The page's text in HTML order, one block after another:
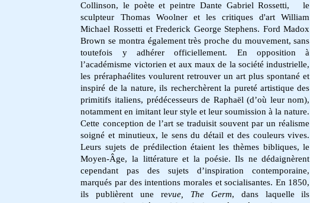
Collinson, le poète et peintre Dante Gabriel Rossetti, le
sculpteur Thomas Woolner et les critiques d'art William
Michael Rossetti et Frederick George Stephens. Ford Madox
Brown se montra également très proche du mouvement, sans
toutefois y adhérer officiellement. En opposition à
l’académisme victorien et aux maux de la société industrielle,
les préraphaélites voulurent retrouver un art plus spontané et
inspiré de la nature, ils recherchèrent la pureté artistique des
primitifs italiens, prédécesseurs de Raphaël (d’où leur nom),
notamment en imitant leur style et leur soumission à la nature.
Cette conception de l’art se traduisit souvent par un réalisme
soigné et minutieux, le sens du détail et des couleurs vives.
Leurs sujets de prédilection étaient les thèmes bibliques, le
Moyen-Âge, la littérature et la poésie. Ils ne dédaignèrent
cependant pas des sujets d’inspiration contemporaine,
marqués par des intentions morales et socialisantes. En 1850,
ils publièrent une revue, The Germ, dans laquelle ils